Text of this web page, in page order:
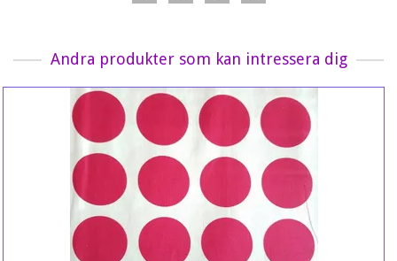
Andra produkter som kan intressera dig